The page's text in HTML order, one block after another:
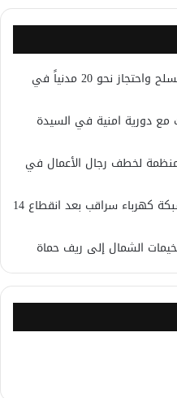
القبض على مطلوب بعد اشتباك مسلح واحتجاز نحو 20 مدنياً في
دورية امنية في السيدة
لخطف رجال الأعمال في
وزير الطاقة السوري: بدء تاهيل شبكة كهرباء سراقب بعد انقطاع 14